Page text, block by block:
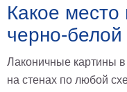
Какое
черно-
Лаконичные картины
на стенах по любой